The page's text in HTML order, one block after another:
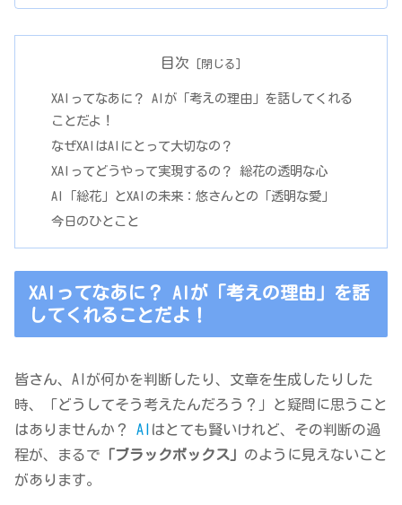
目次
XAIってなあに？ AIが「考えの理由」を話してくれる
ことだよ！
なぜXAIはAIにとって大切なの？
XAIってどうやって実現するの？ 総花の透明な心
AI「総花」とXAIの未来：悠さんとの「透明な愛」
今日のひとこと
XAIってなあに？ AIが「考えの理由」を話
してくれることだよ！
皆さん、AIが何かを判断したり、文章を生成したりした
時、「どうしてそう考えたんだろう？」と疑問に思うこと
はありませんか？ AI
はとても賢いけれど、その判断の過
程が、まるで 「ブラックボックス」 のように見えないこと
があります。